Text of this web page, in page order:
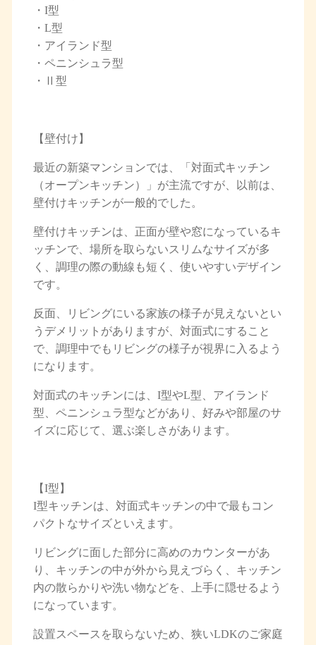
・I型
・L型
・アイランド型
・ペニンシュラ型
・Ⅱ型
【壁付け】
最近の新築マンションでは、「対面式キッチン
（オープンキッチン）」が主流ですが、以前は、
壁付けキッチンが一般的でした。
壁付けキッチンは、正面が壁や窓になっているキ
ッチンで、場所を取らないスリムなサイズが多
く、調理の際の動線も短く、使いやすいデザイン
です。
反面、リビングにいる家族の様子が見えないとい
うデメリットがありますが、対面式にすること
で、調理中でもリビングの様子が視界に入るよう
になります。
対面式のキッチンには、I型やL型、アイランド
型、ペニンシュラ型などがあり、好みや部屋のサ
イズに応じて、選ぶ楽しさがあります。
【I型】
I型キッチンは、対面式キッチンの中で最もコン
パクトなサイズといえます。
リビングに面した部分に高めのカウンターがあ
り、キッチンの中が外から見えづらく、キッチン
内の散らかりや洗い物などを、上手に隠せるよう
になっています。
設置スペースを取らないため、狭いLDKのご家庭